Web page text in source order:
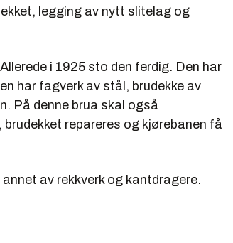
legging av nytt slitelag og
i 1925 sto den ferdig. Den har
har fagverk av stål, brudekke av
På denne brua skal også
repareres og kjørebanen få
av rekkverk og kantdragere.